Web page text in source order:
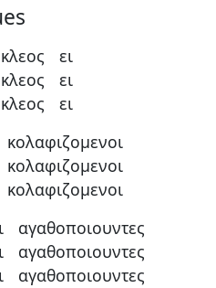
κλεος
κλεος
κλεος
ει
ει
ει
κολαφιζομενοι
κολαφιζομενοι
κολαφιζομενοι
αγαθοποιουντες
αγαθοποιουντες
αγαθοποιουντες